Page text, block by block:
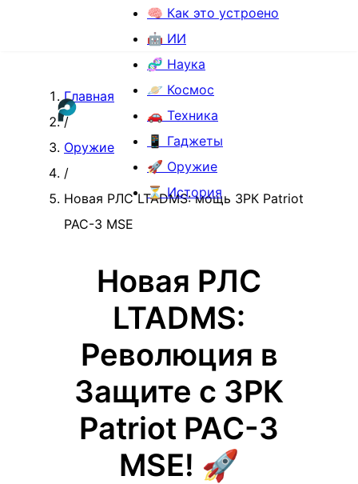
🧠 Как это устроено
🤖 ИИ
🧬 Наука
🪐 Космос
🚗 Техника
📱 Гаджеты
🚀 Оружие
⏳ История
Главная
/
Оружие
/
Новая РЛС LTADMS: мощь ЗРК Patriot
PAC-3 MSE
Новая РЛС
LTADMS:
Революция в
Защите с ЗРК
Patriot PAC-3
MSE! 🚀